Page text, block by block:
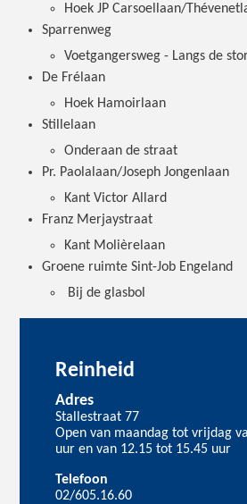
Hoek JP Carsoellaan/
Sparrenweg
Voetgangersweg - Langs de
De Frélaan
Hoek Hamoirlaan
Stillelaan
Onderaan de straat
Pr. Paolalaan/Joseph Jongenlaan
Kant Victor Allard
Franz Merjaystraat
Kant Molièrelaan
Groene ruimte Sint-Job Engeland
Bij de glasbol
Reinheid
Adres
Stallestraat 77
Open van maandag tot vrijdag
uur en van 12.15 tot 15.45 uur
Telefoon
02/605.16.60